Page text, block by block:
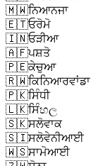
🇲🇼ਨਿਆਨਜਾ
🇪🇹ਓਰੋਮੋ
🇮🇳ਓੜੀਆ
🇦🇫ਪਸ਼ਤੋ
🇵🇪ਕੇਚੁਆ
🇷🇼ਕਿਨਿਆਰਵਾਂਡਾ
🇵🇰ਸਿੰਧੀ
🇱🇰ਸਿੰහල
🇸🇰ਸਲੋਵਾਕ
🇸🇮ਸਲੋਵੇਨੀਆਈ
🇼🇸ਸਾਮੋਆਈ